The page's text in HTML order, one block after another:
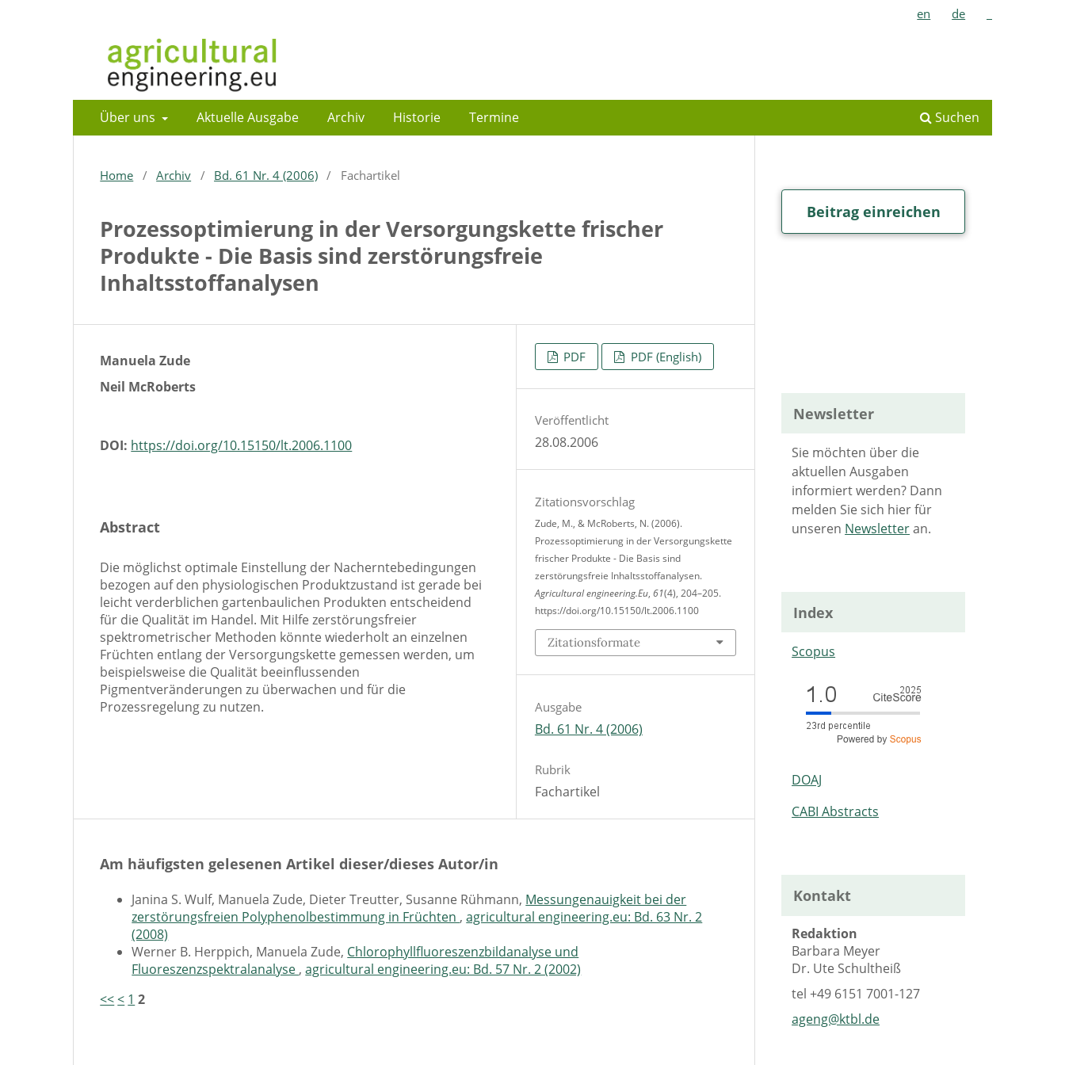
Über uns Aktuelle Ausgabe Archiv Historie Termine Suchen
en de
Home / Archiv / Bd. 61 Nr. 4 (2006) / Fachartikel
Prozessoptimierung in der Versorgungskette frischer
Produkte - Die Basis sind zerstörungsfreie
Inhaltsstoffanalysen
Manuela Zude
Neil McRoberts
DOI: https://doi.org/10.15150/lt.2006.1100
Abstract
Die möglichst optimale Einstellung der Nacherntebedingungen
bezogen auf den physiologischen Produktzustand ist gerade bei
leicht verderblichen gartenbaulichen Produkten entscheidend
für die Qualität im Handel. Mit Hilfe zerstörungsfreier
spektrometrischer Methoden könnte wiederholt an einzelnen
Früchten entlang der Versorgungskette gemessen werden, um
beispielsweise die Qualität beeinflussenden
Pigmentveränderungen zu überwachen und für die
Prozessregelung zu nutzen.
PDF PDF (English)
Veröffentlicht
28.08.2006
Zitationsvorschlag
Zude, M., & McRoberts, N. (2006).
Prozessoptimierung in der Versorgungskette
frischer Produkte - Die Basis sind
zerstörungsfreie Inhaltsstoffanalysen.
Agricultural engineering.Eu, 61(4), 204–205.
https://doi.org/10.15150/lt.2006.1100
Zitationsformate
Ausgabe
Bd. 61 Nr. 4 (2006)
Rubrik
Fachartikel
Am häufigsten gelesenen Artikel dieser/dieses Autor/in
Janina S. Wulf, Manuela Zude, Dieter Treutter, Susanne Rühmann, Messungenauigkeit bei der
zerstörungsfreien Polyphenolbestimmung in Früchten ,agricultural engineering.eu: Bd. 63 Nr. 2
(2008)
Werner B. Herppich, Manuela Zude, Chlorophyllfluoreszenzbildanalyse und
Fluoreszenzspektralanalyse ,agricultural engineering.eu: Bd. 57 Nr. 2 (2002)
<<< 1 2
Beitrag einreichen
Newsletter
Sie möchten über die
aktuellen Ausgaben
informiert werden? Dann
melden Sie sich hier für
unseren Newsletteran.
Index
Scopus
DOAJ
CABI Abstracts
Kontakt
Redaktion
Barbara Meyer
Dr. Ute Schultheiß
tel+49 6151 7001-127
ageng@ktbl.de